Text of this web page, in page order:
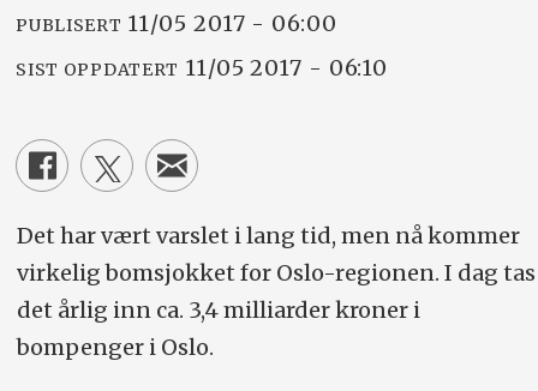
PUBLISERT 11/05 2017 - 06:00
SIST OPPDATERT 11/05 2017 - 06:10
Det har vært varslet i lang tid, men nå kommer
virkelig bomsjokket for Oslo-regionen. I dag tas
det årlig inn ca. 3,4 milliarder kroner i
bompenger i Oslo.